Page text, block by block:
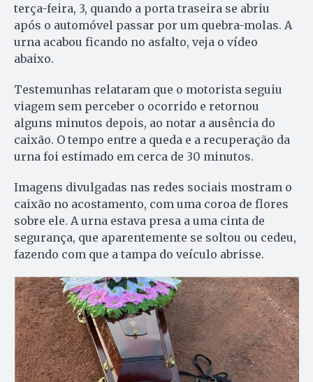
terça-feira, 3, quando a porta traseira se abriu
após o automóvel passar por um quebra-molas. A
urna acabou ficando no asfalto, veja o vídeo
abaixo.
Testemunhas relataram que o motorista seguiu
viagem sem perceber o ocorrido e retornou
alguns minutos depois, ao notar a ausência do
caixão. O tempo entre a queda e a recuperação da
urna foi estimado em cerca de 30 minutos.
Imagens divulgadas nas redes sociais mostram o
caixão no acostamento, com uma coroa de flores
sobre ele. A urna estava presa a uma cinta de
segurança, que aparentemente se soltou ou cedeu,
fazendo com que a tampa do veículo abrisse.